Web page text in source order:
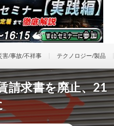
害/事故/不祥事 テクノロジー/製品
請求書を廃止、21